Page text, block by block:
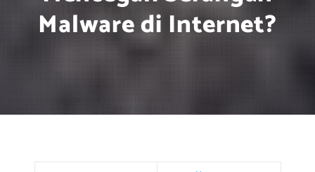
Malware di Internet?